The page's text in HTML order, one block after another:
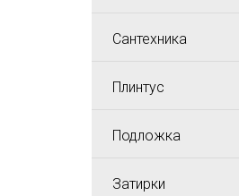
Сантехника
Плинтус
Подложка
Затирки